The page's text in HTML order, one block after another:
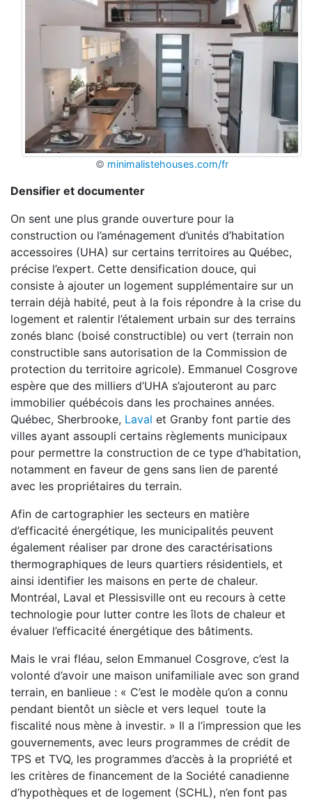
© minimalistehouses.com/fr
Densifier et documenter
On sent une plus grande ouverture pour la
construction ou l’aménagement d’unités d’habitation
accessoires (UHA) sur certains territoires au Québec,
précise l’expert. Cette densification douce, qui
consiste à ajouter un logement supplémentaire sur un
terrain déjà habité, peut à la fois répondre à la crise du
logement et ralentir l’étalement urbain sur des terrains
zonés blanc (boisé constructible) ou vert (terrain non
constructible sans autorisation de la Commission de
protection du territoire agricole). Emmanuel Cosgrove
espère que des milliers d’UHA s’ajouteront au parc
immobilier québécois dans les prochaines années.
Québec, Sherbrooke, Laval et Granby font partie des
villes ayant assoupli certains règlements municipaux
pour permettre la construction de ce type d’habitation,
notamment en faveur de gens sans lien de parenté
avec les propriétaires du terrain.
Afin de cartographier les secteurs en matière
d’efficacité énergétique, les municipalités peuvent
également réaliser par drone des caractérisations
thermographiques de leurs quartiers résidentiels, et
ainsi identifier les maisons en perte de chaleur.
Montréal, Laval et Plessisville ont eu recours à cette
technologie pour lutter contre les îlots de chaleur et
évaluer l’efficacité énergétique des bâtiments.
Mais le vrai fléau, selon Emmanuel Cosgrove, c’est la
volonté d’avoir une maison unifamiliale avec son grand
terrain, en banlieue : « C’est le modèle qu’on a connu
pendant bientôt un siècle et vers lequel toute la
fiscalité nous mène à investir. » Il a l’impression que les
gouvernements, avec leurs programmes de crédit de
TPS et TVQ, les programmes d’accès à la propriété et
les critères de financement de la Société canadienne
d’hypothèques et de logement (SCHL), n’en font pas